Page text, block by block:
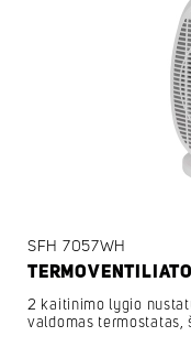
SFH 7057WH
2 kaitinimo lygio
valdomas termostatas,